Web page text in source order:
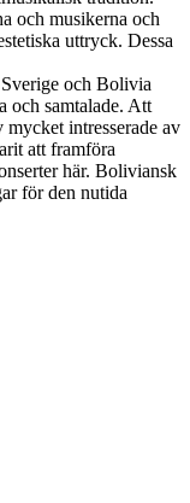
och musikerna och
uttryck. Dessa
och Bolivia
och samtalade. Att
intresserade av
att framföra
här. Boliviansk
för den nutida